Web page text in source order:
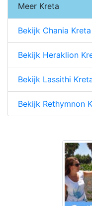
Meer Kreta
Bekijk Chania Kreta
Bekijk Heraklion
Bekijk Lassithi
Bekijk Rethymnon